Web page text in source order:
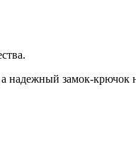
надежный замок-крючок